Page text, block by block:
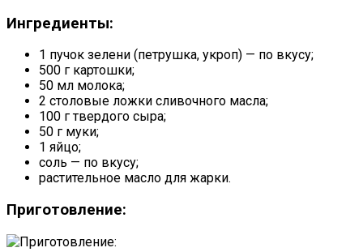
Ингредиенты:
1 пучок зелени (петрушка, укроп) — по вкусу;
500 г картошки;
50 мл молока;
2 столовые ложки сливочного масла;
100 г твердого сыра;
50 г муки;
1 яйцо;
соль — по вкусу;
растительное масло для жарки.
Приготовление: